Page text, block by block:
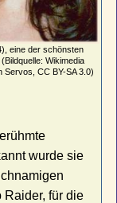
eine der schönsten
Wikimedia
Servos, CC BY-SA 3.0)
wurde sie
Raider, für die